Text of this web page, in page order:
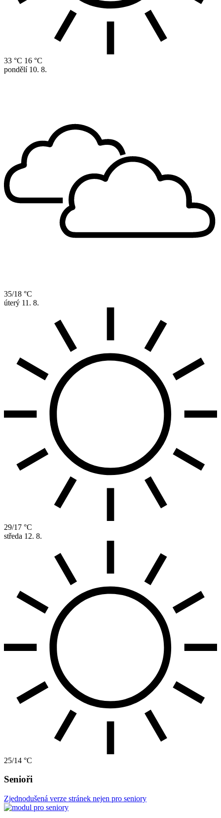
33 °C 16 °C
pondělí 10. 8.
35/18 °C
úterý 11. 8.
29/17 °C
středa 12. 8.
25/14 °C
Senioři
Zjednodušená verze stránek nejen pro seniory